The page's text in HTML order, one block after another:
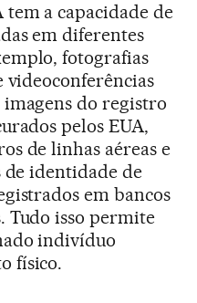
tem a capacidade de
em diferentes
fotografias
videoconferências
do registro
pelos EUA,
de linhas aéreas e
de identidade de
em bancos
Tudo isso permite
indivíduo
físico.